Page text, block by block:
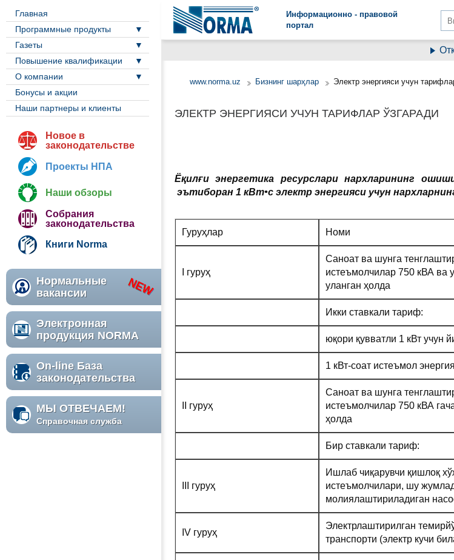
Информационно - правовой
портал
Главная
Программные продукты
Газеты
Повышение квалификации
О компании
Бонусы и акции
Наши партнеры и клиенты
Новое в
законодательстве
Проекты НПА
Наши обзоры
Собрания
законодательства
Книги Norma
Нормальные
вакансии
Электронная
продукция NORMA
On-line База
законодательства
МЫ ОТВЕЧАЕМ!
Справочная служба
www.norma.uz Бизнинг шарҳлар Электр энергияси учун
ЭЛЕКТР ЭНЕРГИЯСИ УЧУН ТАРИФЛАР ЎЗГАРАДИ
Ёқилғи энергетика ресурслари нархларининг
эътиборан 1 кВт•с электр энергияси учун
Гуруҳлар Номи
I гуруҳ
Cаноат ва шунга
истеъмолчилар 750 кВА ва
уланган ҳолда
Икки ставкали тариф:
юқори қувватли 1 кВт учун
1 кВт-соат истеъмол
II гуруҳ
Саноат ва шунга
истеъмолчилар 750 кВА
ҳолда
Бир ставкали тариф:
III гуруҳ
Ишлаб чиқарувчи қишлоқ
истеъмолчилари, шу
молиялаштириладиган
IV гуруҳ
Электрлаштирилган
транспорти (электр кучи